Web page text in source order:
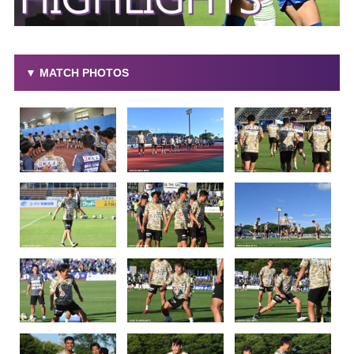
▼ MATCH PHOTOS